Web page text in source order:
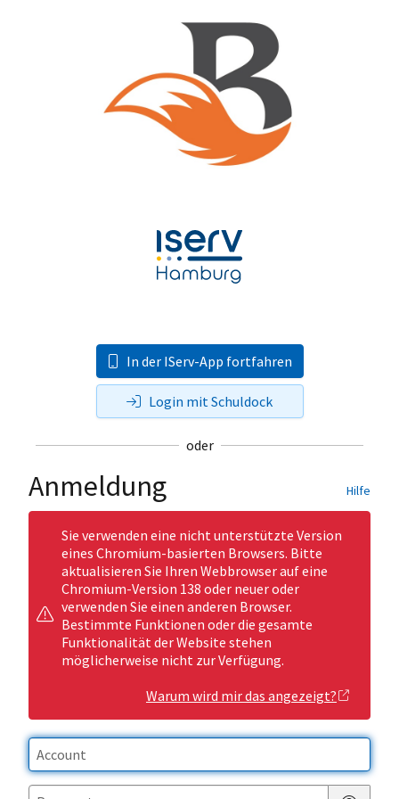
In der IServ-App fortfahren
Login mit Schuldock
oder
Anmeldung Hilfe
Sie verwenden eine nicht unterstützte Version
eines Chromium-basierten Browsers. Bitte
aktualisieren Sie Ihren Webbrowser auf eine
Chromium-Version 138 oder neuer oder
verwenden Sie einen anderen Browser.
Bestimmte Funktionen oder die gesamte
Funktionalität der Website stehen
möglicherweise nicht zur Verfügung.
Warum wird mir das angezeigt?